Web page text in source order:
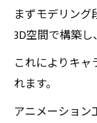
まずモデリン
3D空間で構築し
これによりキャ
れます。
アニメーション